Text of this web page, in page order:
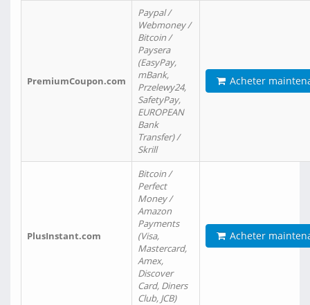
PremiumCoupon.com
Paypal /
Webmoney /
Bitcoin /
Paysera
(EasyPay,
mBank,
Przelewy24,
SafetyPay,
EUROPEAN
Bank
Transfer) /
Skrill
Acheter
PlusInstant.com
Bitcoin /
Perfect
Money /
Amazon
Payments
(Visa,
Mastercard,
Amex,
Discover
Card, Diners
Club, JCB)
Acheter